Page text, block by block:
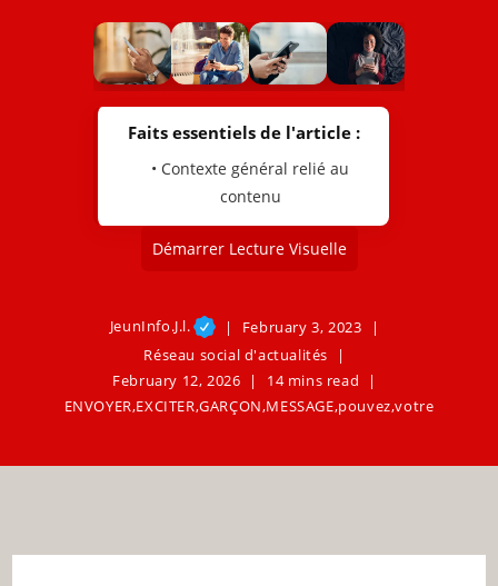
Faits essentiels de l'article :
• Contexte général relié au
contenu
Démarrer Lecture Visuelle
JeunInfo.J.l.
February 3, 2023
Réseau social d'actualités
February 12, 2026
14 mins read
ENVOYER,EXCITER,GARÇON,MESSAGE,pouvez,votre